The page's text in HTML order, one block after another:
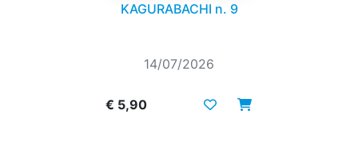
KAGURABACHI n. 9
14/07/2026
€ 5,90